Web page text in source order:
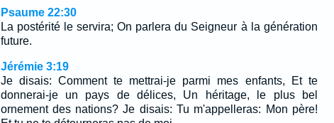
Psaume 22:30
La postérité le servira; On parlera du Seigneur à la génération
future.
Jérémie 3:19
Je disais: Comment te mettrai-je parmi mes enfants, Et te
donnerai-je un pays de délices, Un héritage, le plus bel
ornement des nations? Je disais: Tu m'appelleras: Mon père!